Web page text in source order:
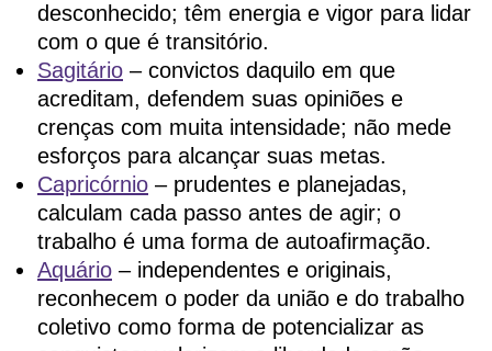
desconhecido; têm energia e vigor para lidar
com o que é transitório.
Sagitário – convictos daquilo em que
acreditam, defendem suas opiniões e
crenças com muita intensidade; não mede
esforços para alcançar suas metas.
Capricórnio – prudentes e planejadas,
calculam cada passo antes de agir; o
trabalho é uma forma de autoafirmação.
Aquário – independentes e originais,
reconhecem o poder da união e do trabalho
coletivo como forma de potencializar as